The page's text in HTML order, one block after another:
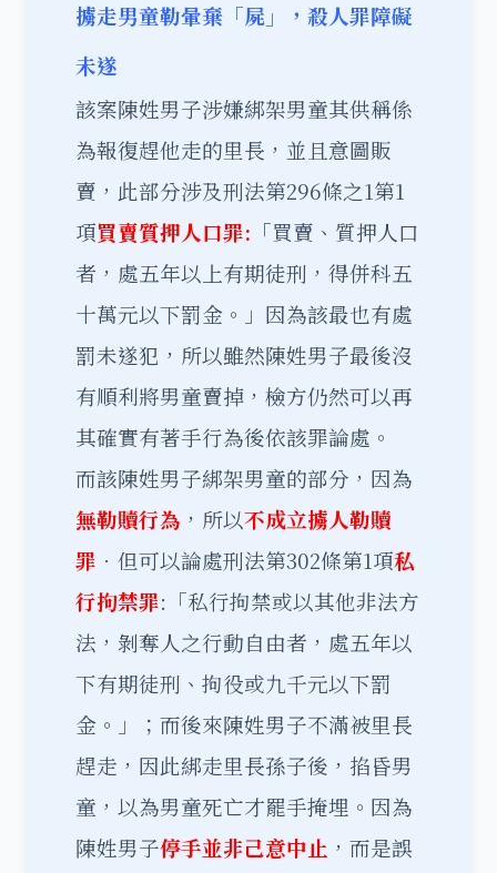
擄走男童勒暈棄「屍」，殺人罪障礙
未遂
該案陳姓男子涉嫌綁架男童其供稱係
為報復趕他走的里長，並且意圖販
賣，此部分涉及刑法第296條之1第1
項買賣質押人口罪: 「買賣、質押人口
者，處五年以上有期徒刑，得併科五
十萬元以下罰金。」因為該最也有處
罰未遂犯，所以雖然陳姓男子最後沒
有順利將男童賣掉，檢方仍然可以再
其確實有著手行為後依該罪論處。
而該陳姓男子綁架男童的部分，因為
無勒贖行為 ，所以不成立擄人勒贖
罪 ．但可以論處刑法第302條第1項私
行拘禁罪:「私行拘禁或以其他非法方
法，剝奪人之行動自由者，處五年以
下有期徒刑、拘役或九千元以下罰
金。」；而後來陳姓男子不滿被里長
趕走，因此綁走里長孫子後，掐昏男
童，以為男童死亡才罷手掩埋。因為
陳姓男子停手並非己意中止 ，而是誤